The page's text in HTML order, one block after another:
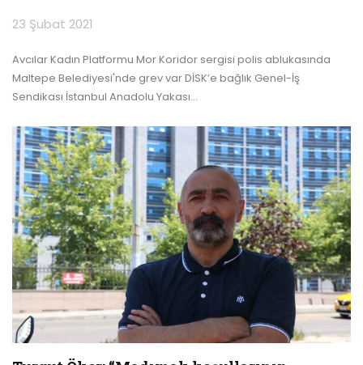
23 Şubat 2021
Avcılar Kadın Platformu Mor Koridor sergisi polis ablukasında
Maltepe Belediyesi'nde grev varDİSK’e bağlık Genel-İş
Sendikası İstanbul Anadolu Yakası…